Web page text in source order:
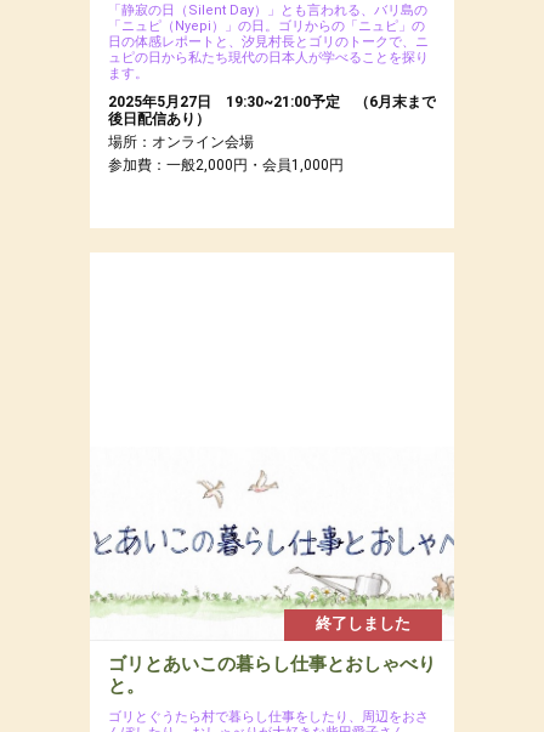
「静寂の日（Silent Day）」とも言われる、バリ島の
「ニュピ（Nyepi）」の日。ゴリからの「ニュピ」の
日の体感レポートと、汐見村長とゴリのトークで、ニ
ュピの日から私たち現代の日本人が学べることを探り
ます。
2025年5月27日 19:30~21:00予定 （6月末まで
後日配信あり）
場所：オンライン会場
参加費：一般2,000円・会員1,000円
終了しました
ゴリとあいこの暮らし仕事とおしゃべり
と。
ゴリとぐうたら村で暮らし仕事をしたり、周辺をおさ